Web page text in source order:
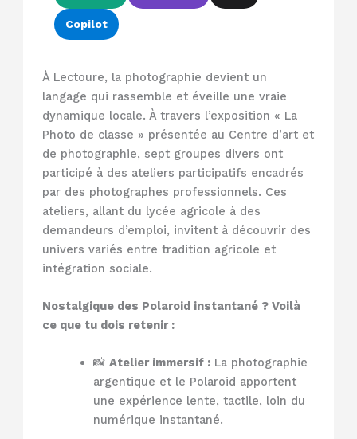
Copilot
À Lectoure, la photographie devient un
langage qui rassemble et éveille une vraie
dynamique locale. À travers l’exposition « La
Photo de classe » présentée au Centre d’art et
de photographie, sept groupes divers ont
participé à des ateliers participatifs encadrés
par des photographes professionnels. Ces
ateliers, allant du lycée agricole à des
demandeurs d’emploi, invitent à découvrir des
univers variés entre tradition agricole et
intégration sociale.
Nostalgique des Polaroid instantané ? Voilà
ce que tu dois retenir :
📸 Atelier immersif :La photographie
argentique et le Polaroid apportent
une expérience lente, tactile, loin du
numérique instantané.